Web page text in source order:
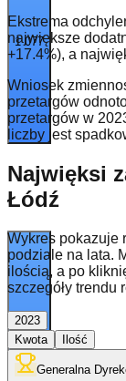
1 077
1 265
Ekstrema
największe
+17.4%), a
Wniosek
przetargów
przetargów w
liczby jest
Najwięksi
Łódź
Wykres pokazuje
podziale na lata.
ilością, a po
szczegóły trendu
2023
Kwota
Ilość
Generalna